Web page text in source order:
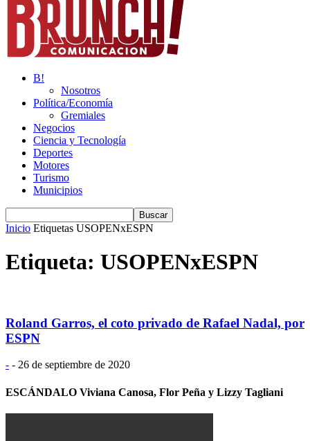
B!
Nosotros
Política/Economía
Gremiales
Negocios
Ciencia y Tecnología
Deportes
Motores
Turismo
Municipios
Inicio Etiquetas USOPENxESPN
Etiqueta: USOPENxESPN
Roland Garros, el coto privado de Rafael Nadal, por
ESPN
- - 26 de septiembre de 2020
ESCÁNDALO Viviana Canosa, Flor Peña y Lizzy Tagliani